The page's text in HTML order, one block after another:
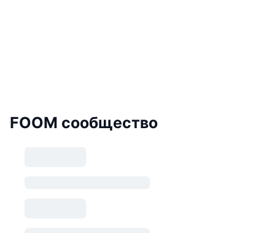
FOOM сообщество